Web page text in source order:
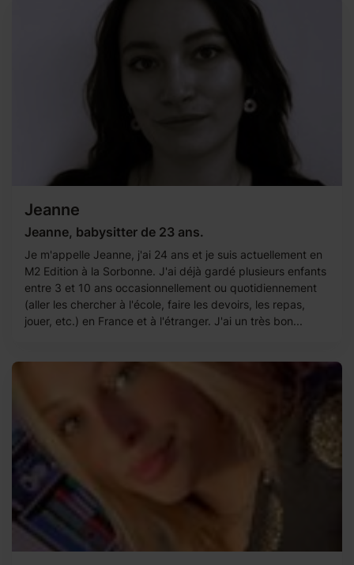
Jeanne
Jeanne, babysitter de 23 ans.
Je m'appelle Jeanne, j'ai 24 ans et je suis actuellement en
M2 Edition à la Sorbonne. J'ai déjà gardé plusieurs enfants
entre 3 et 10 ans occasionnellement ou quotidiennement
(aller les chercher à l'école, faire les devoirs, les repas,
jouer, etc.) en France et à l'étranger. J'ai un très bon...